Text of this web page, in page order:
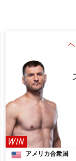
WIN
アメリカ合衆国